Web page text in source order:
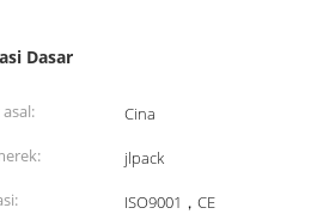
Dasar
Cina
jlpack
ISO9001，CE